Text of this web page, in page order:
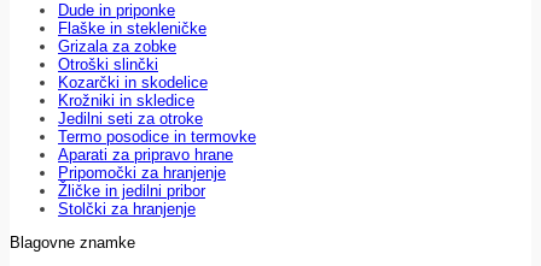
Dude in priponke
Flaške in stekleničke
Grizala za zobke
Otroški slinčki
Kozarčki in skodelice
Krožniki in skledice
Jedilni seti za otroke
Termo posodice in termovke
Aparati za pripravo hrane
Pripomočki za hranjenje
Žličke in jedilni pribor
Stolčki za hranjenje
Blagovne znamke